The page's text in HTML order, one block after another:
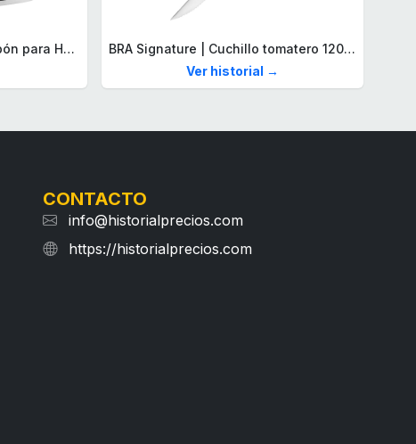
Lacoste Brazalete de eslabón para Hombre Colección STENCIL de Acero inoxidable
BRA Signature | Cuchillo tomatero 120 mm, Acero Inoxidable alemán forjado con Molibdeno Vanadio, Mango Remachado ABS, Diseño Ergonómico, Hoja 1,6 mm espesor
Ver historial →
CONTACTO
info@historialprecios.com
https://historialprecios.com